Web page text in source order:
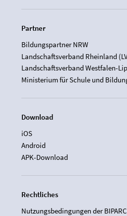
Partner
Bildungspartner NRW
Landschaftsverband Rheinland
Landschaftsverband Westfalen-
Ministerium für Schule und
Download
iOS
Android
APK-Download
Rechtliches
Nutzungsbedingungen der